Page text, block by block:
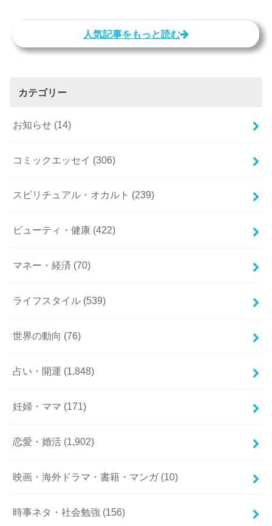
人気記事をもっと読む
カテゴリー
お知らせ (14)
コミックエッセイ (306)
スピリチュアル・オカルト (239)
ビューティ・健康 (422)
マネー・経済 (70)
ライフスタイル (539)
世界の動向 (76)
占い・開運 (1,848)
妊婦・ママ (171)
恋愛・婚活 (1,902)
映画・海外ドラマ・書籍・マンガ (10)
時事ネタ・社会勉強 (156)